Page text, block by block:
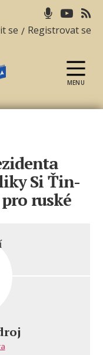
se / Registrovat se
MENU
Si Ťin-
ruské